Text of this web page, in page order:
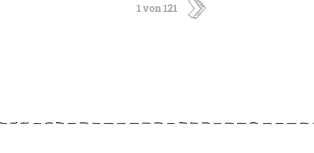
1 von 121